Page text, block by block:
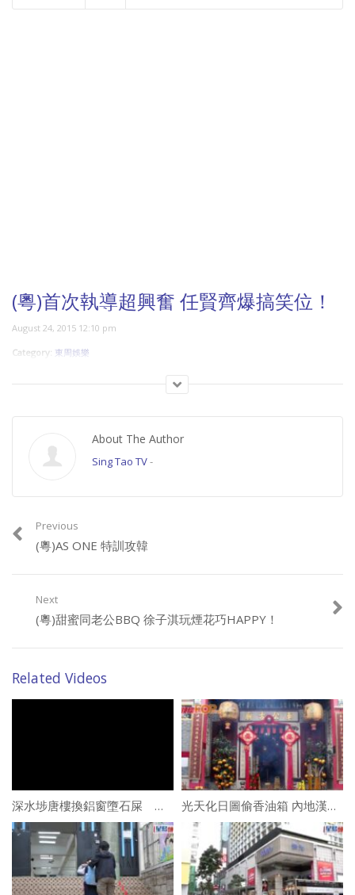
(粵)首次執導超興奮 任賢齊爆搞笑位！
August 24, 2015 12:10 pm
Category: 東周娛樂
About The Author
Sing Tao TV-
Previous
(粵)AS ONE 特訓攻韓
Next
(粵)甜蜜同老公BBQ 徐子淇玩煙花巧HAPPY！
Related Videos
深水埗唐樓換鋁窗墮石屎 兩車被擊中輕微損毀 光天化日圖偷香油箱 內地漢太歲殿外斷正